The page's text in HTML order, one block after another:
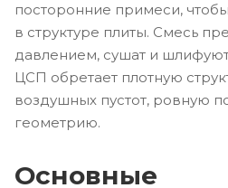
посторонние примеси,
в структуре плиты. Смесь
давлением, сушат и
ЦСП обретает плотную
воздушных пустот, ровную
геометрию.
Основные